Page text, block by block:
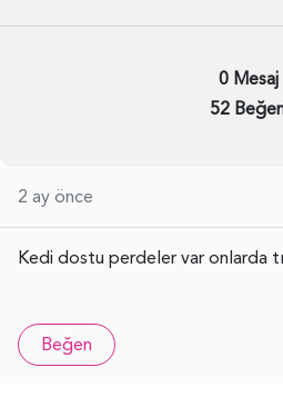
0 Mesaj
52
2 ay önce
Kedi dostu perdeler var onlarda
Beğen